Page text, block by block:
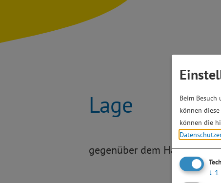
Lage
gegenüber dem Hallenbad
Beim
können
können die
↓ 1